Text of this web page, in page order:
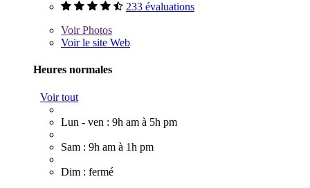
233 évaluations
VoirPhotos
Voir le site Web
Heures normales
Voir tout
Lun - ven : 9h am à 5h pm
Sam : 9h am à 1h pm
Dim : fermé